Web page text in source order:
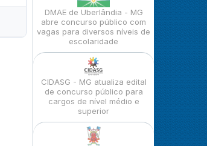
DMAE de Uberlândia - MG
abre concurso público com
vagas para diversos níveis de
escolaridade
CIDASG - MG atualiza edital
de concurso público para
cargos de nível médio e
superior